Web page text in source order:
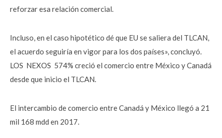
reforzar esa relación comercial.
Incluso, en el caso hipotético dé que EU se saliera del TLCAN,
el acuerdo seguiría en vigor para los dos países», concluyó.
LOS NEXOS 574% creció el comercio entre México y Canadá
desde que inicio el TLCAN.
El intercambio de comercio entre Canadá y México llegó a 21
mil 168 mdd en 2017.